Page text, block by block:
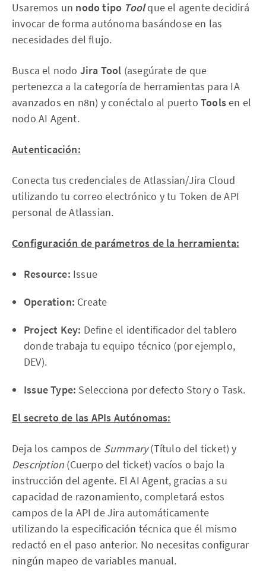
Usaremos un nodo tipo Toolque el agente decidirá
invocar de forma autónoma basándose en las
necesidades del flujo.
Busca el nodo Jira Tool (asegúrate de que
pertenezca a la categoría de herramientas para IA
avanzados en n8n) y conéctalo al puertoToolsen el
nodo AI Agent.
Autenticación:
Conecta tus credenciales de Atlassian/Jira Cloud
utilizando tu correo electrónico y tu Token de API
personal de Atlassian.
Configuración de parámetros de la herramienta:
Resource: Issue
Operation: Create
Project Key: Define el identificador del tablero
donde trabaja tu equipo técnico (por ejemplo,
DEV).
Issue Type: Selecciona por defecto Story o Task.
El secreto de las APIs Autónomas:
Deja los campos de Summary(Título del ticket) y
Description (Cuerpo del ticket) vacíos o bajo la
instrucción del agente. El AI Agent, gracias a su
capacidad de razonamiento, completará estos
campos de la API de Jira automáticamente
utilizando la especificación técnica que él mismo
redactó en el paso anterior. No necesitas configurar
ningún mapeo de variables manual.